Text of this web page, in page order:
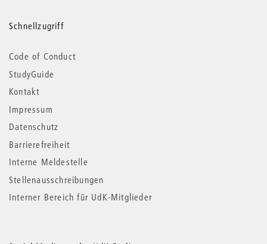
Schnellzugriff
Code of Conduct
StudyGuide
Kontakt
Impressum
Datenschutz
Barrierefreiheit
Interne Meldestelle
Stellenausschreibungen
Interner Bereich für UdK-Mitglieder